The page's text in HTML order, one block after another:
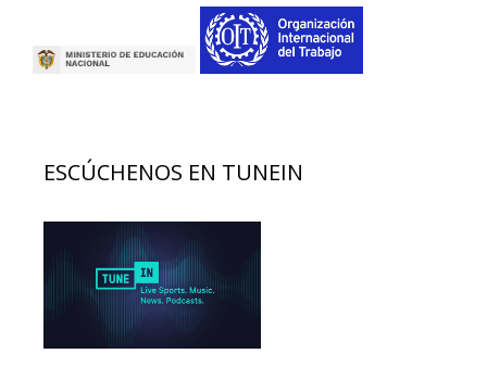
ESCÚCHENOS EN TUNEIN